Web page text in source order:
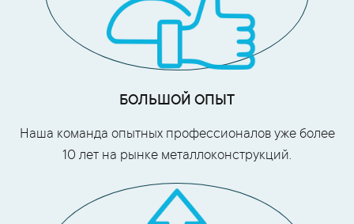
БОЛЬШОЙ ОПЫТ
Наша команда опытных профессионалов уже более
10 лет на рынке металлоконструкций.